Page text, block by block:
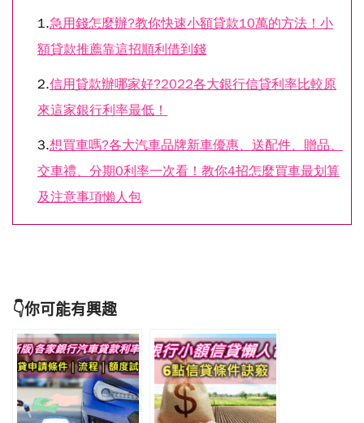
1.急用錢怎麼辦?教你快速小額貸款10萬的方法！小
額貸款推薦靠這招順利借到錢
2.信用貸款辦哪家好?2022各大銀行信貸利率比較原
來這家銀行利率最低！
3.想買車嗎?各大汽車品牌新車優惠、送配件、贈品、
交車禮、分期0利率一次看！教你4招怎麼買車最划算
及注意事項懶人包
👇你可能有興趣